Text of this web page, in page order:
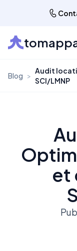
Blog >
Audit
SCI/LMNP
et